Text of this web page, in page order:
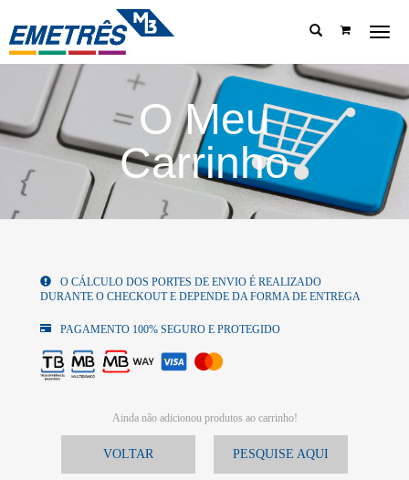
Menu
O Meu
Carrinho
O CÁLCULO DOS PORTES DE ENVIO É REALIZADO
DURANTE O CHECKOUT E DEPENDE DA FORMA DE ENTREGA
PAGAMENTO 100% SEGURO E PROTEGIDO
Ainda não adicionou produtos ao carrinho!
VOLTAR PESQUISE AQUI